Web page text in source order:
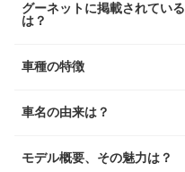
グーネットに掲載されてい
は？
車種の特徴
車名の由来は？
モデル概要、その魅力は？